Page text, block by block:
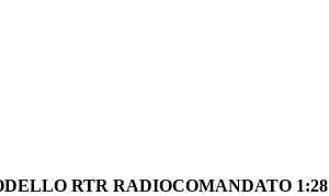
RTR RADIOCOMANDATO 1:28